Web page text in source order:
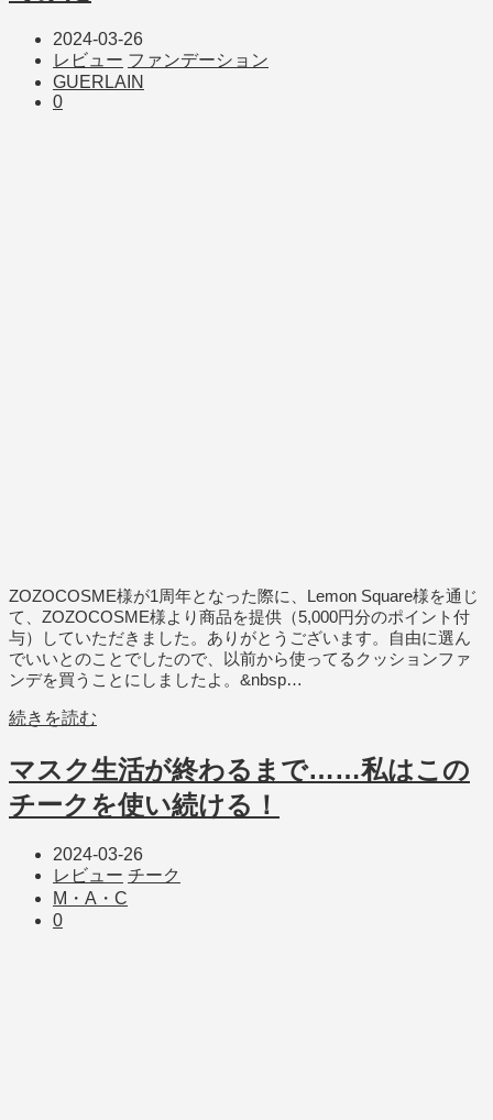
2024-03-26
レビュー ファンデーション
GUERLAIN
0
ZOZOCOSME様が1周年となった際に、Lemon Square様を通じ
て、ZOZOCOSME様より商品を提供（5,000円分のポイント付
与）していただきました。ありがとうございます。自由に選ん
でいいとのことでしたので、以前から使ってるクッションファ
ンデを買うことにしましたよ。&nbsp…
続きを読む
マスク生活が終わるまで……私はこの
チークを使い続ける！
2024-03-26
レビュー チーク
M・A・C
0